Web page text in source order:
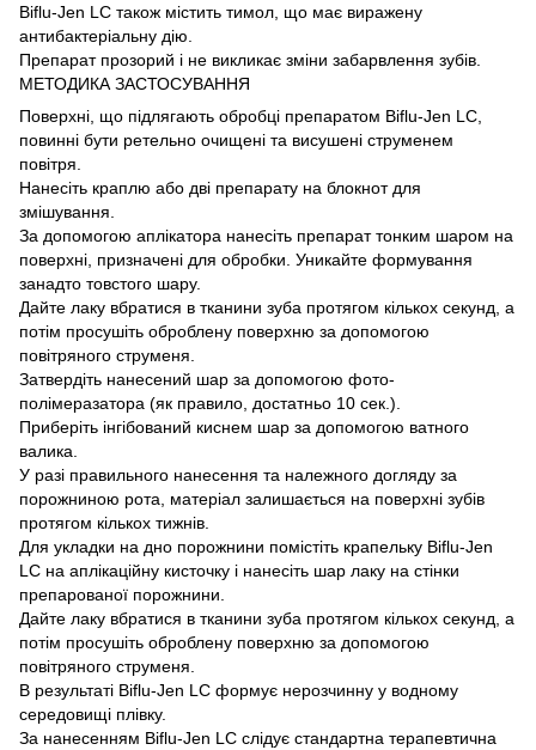
Biflu-Jen LC також містить тимол, що має виражену
антибактеріальну дію.
Препарат прозорий і не викликає зміни забарвлення зубів.
МЕТОДИКА ЗАСТОСУВАННЯ
Поверхні, що підлягають обробці препаратом Biflu-Jen LC,
повинні бути ретельно очищені та висушені струменем
повітря.
Нанесіть краплю або дві препарату на блокнот для
змішування.
За допомогою аплікатора нанесіть препарат тонким шаром на
поверхні, призначені для обробки. Уникайте формування
занадто товстого шару.
Дайте лаку вбратися в тканини зуба протягом кількох секунд, а
потім просушіть оброблену поверхню за допомогою
повітряного струменя.
Затвердіть нанесений шар за допомогою фото-
полімеразатора (як правило, достатньо 10 сек.).
Приберіть інгібований киснем шар за допомогою ватного
валика.
У разі правильного нанесення та належного догляду за
порожниною рота, матеріал залишається на поверхні зубів
протягом кількох тижнів.
Для укладки на дно порожнини помістіть крапельку Biflu-Jen
LC на аплікаційну кисточку і нанесіть шар лаку на стінки
препарованої порожнини.
Дайте лаку вбратися в тканини зуба протягом кількох секунд, а
потім просушіть оброблену поверхню за допомогою
повітряного струменя.
В результаті Biflu-Jen LC формує нерозчинну у водному
середовищі плівку.
За нанесенням Biflu-Jen LC слідує стандартна терапевтична